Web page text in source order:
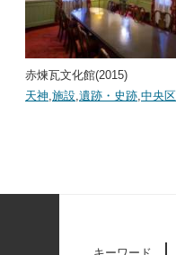
赤煉瓦文化館(2015)
天神 施設 遺跡・史跡 中央区